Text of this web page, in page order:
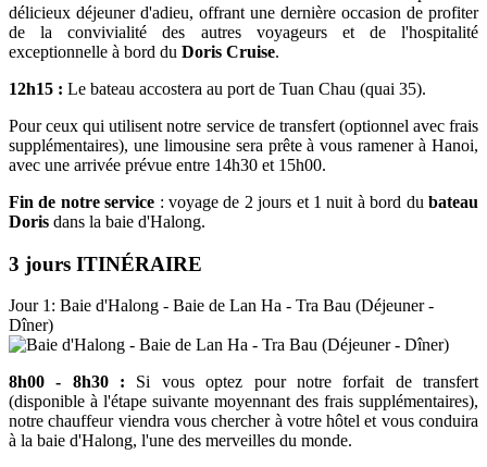
délicieux déjeuner d'adieu, offrant une dernière occasion de profiter
de la convivialité des autres voyageurs et de l'hospitalité
exceptionnelle à bord du Doris Cruise.
12h15 : Le bateau accostera au port de Tuan Chau (quai 35).
Pour ceux qui utilisent notre service de transfert (optionnel avec frais
supplémentaires), une limousine sera prête à vous ramener à Hanoi,
avec une arrivée prévue entre 14h30 et 15h00.
Fin de notre service : voyage de 2 jours et 1 nuit à bord du bateau
Doris dans la baie d'Halong.
3 jours ITINÉRAIRE
Jour 1: Baie d'Halong - Baie de Lan Ha - Tra Bau (Déjeuner -
Dîner)
8h00 - 8h30 : Si vous optez pour notre forfait de transfert
(disponible à l'étape suivante moyennant des frais supplémentaires),
notre chauffeur viendra vous chercher à votre hôtel et vous conduira
à la baie d'Halong, l'une des merveilles du monde.